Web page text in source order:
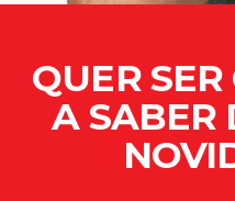
QUER
A SABER